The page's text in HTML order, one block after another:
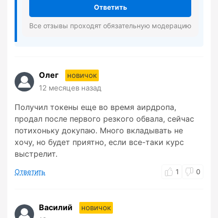
Ответить
Все отзывы проходят обязательную модерацию
Олег
новичок
12 месяцев назад
Получил токены еще во время аирдропа,
продал после первого резкого обвала, сейчас
потихоньку докупаю. Много вкладывать не
хочу, но будет приятно, если все-таки курс
выстрелит.
Ответить 1 0
Василий
новичок